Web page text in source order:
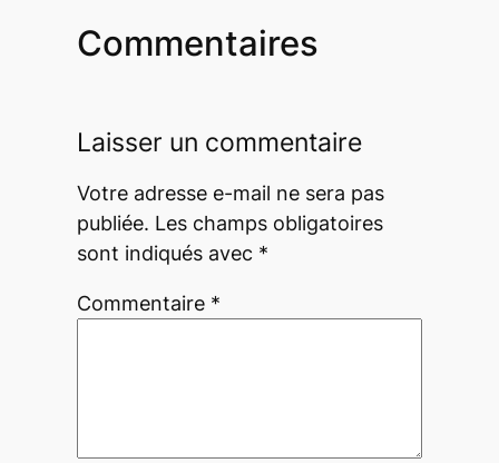
Commentaires
Laisser un commentaire
Votre adresse e-mail ne sera pas
publiée. Les champs obligatoires
sont indiqués avec *
Commentaire *